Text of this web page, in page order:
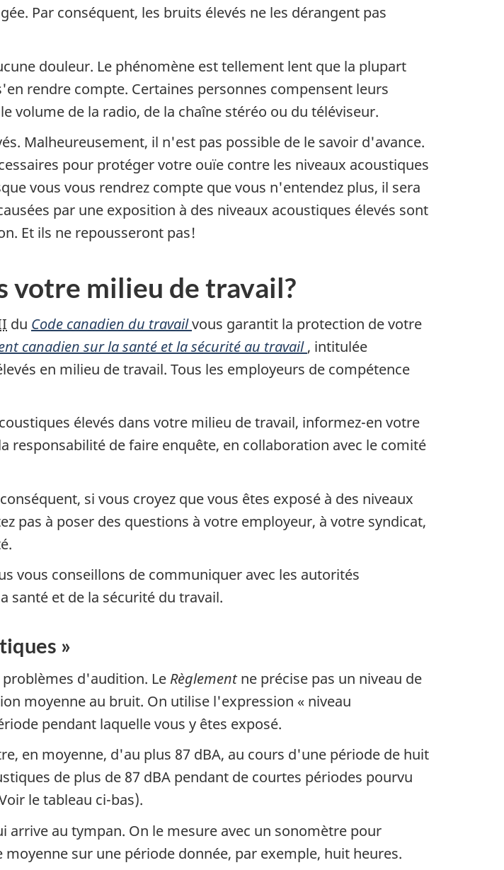
Par conséquent, les bruits élevés ne les dérangent pas
douleur. Le phénomène est tellement lent que la plupart
rendre compte. Certaines personnes compensent leurs
volume de la radio, de la chaîne stéréo ou du téléviseur.
Malheureusement, il n'est pas possible de le savoir d'avance.
pour protéger votre ouïe contre les niveaux acoustiques
vous vous rendrez compte que vous n'entendez plus, il sera
par une exposition à des niveaux acoustiques élevés sont
Et ils ne repousseront pas!
votre milieu de travail?
du Code canadien du travailvous garantit la protection de votre
canadien sur la santé et la sécurité au travail , intitulée
en milieu de travail. Tous les employeurs de compétence
élevés dans votre milieu de travail, informez-en votre
responsabilité de faire enquête, en collaboration avec le comité
si vous croyez que vous êtes exposé à des niveaux
pas à poser des questions à votre employeur, à votre syndicat,
vous conseillons de communiquer avec les autorités
santé et de la sécurité du travail.
»
d'audition. Le Règlementne précise pas un niveau de
moyenne au bruit. On utilise l'expression « niveau
pendant laquelle vous y êtes exposé.
en moyenne, d'au plus 87 dBA, au cours d'une période de huit
de plus de 87 dBA pendant de courtes périodes pourvu
le tableau ci-bas).
au tympan. On le mesure avec un sonomètre pour
sur une période donnée, par exemple, huit heures.